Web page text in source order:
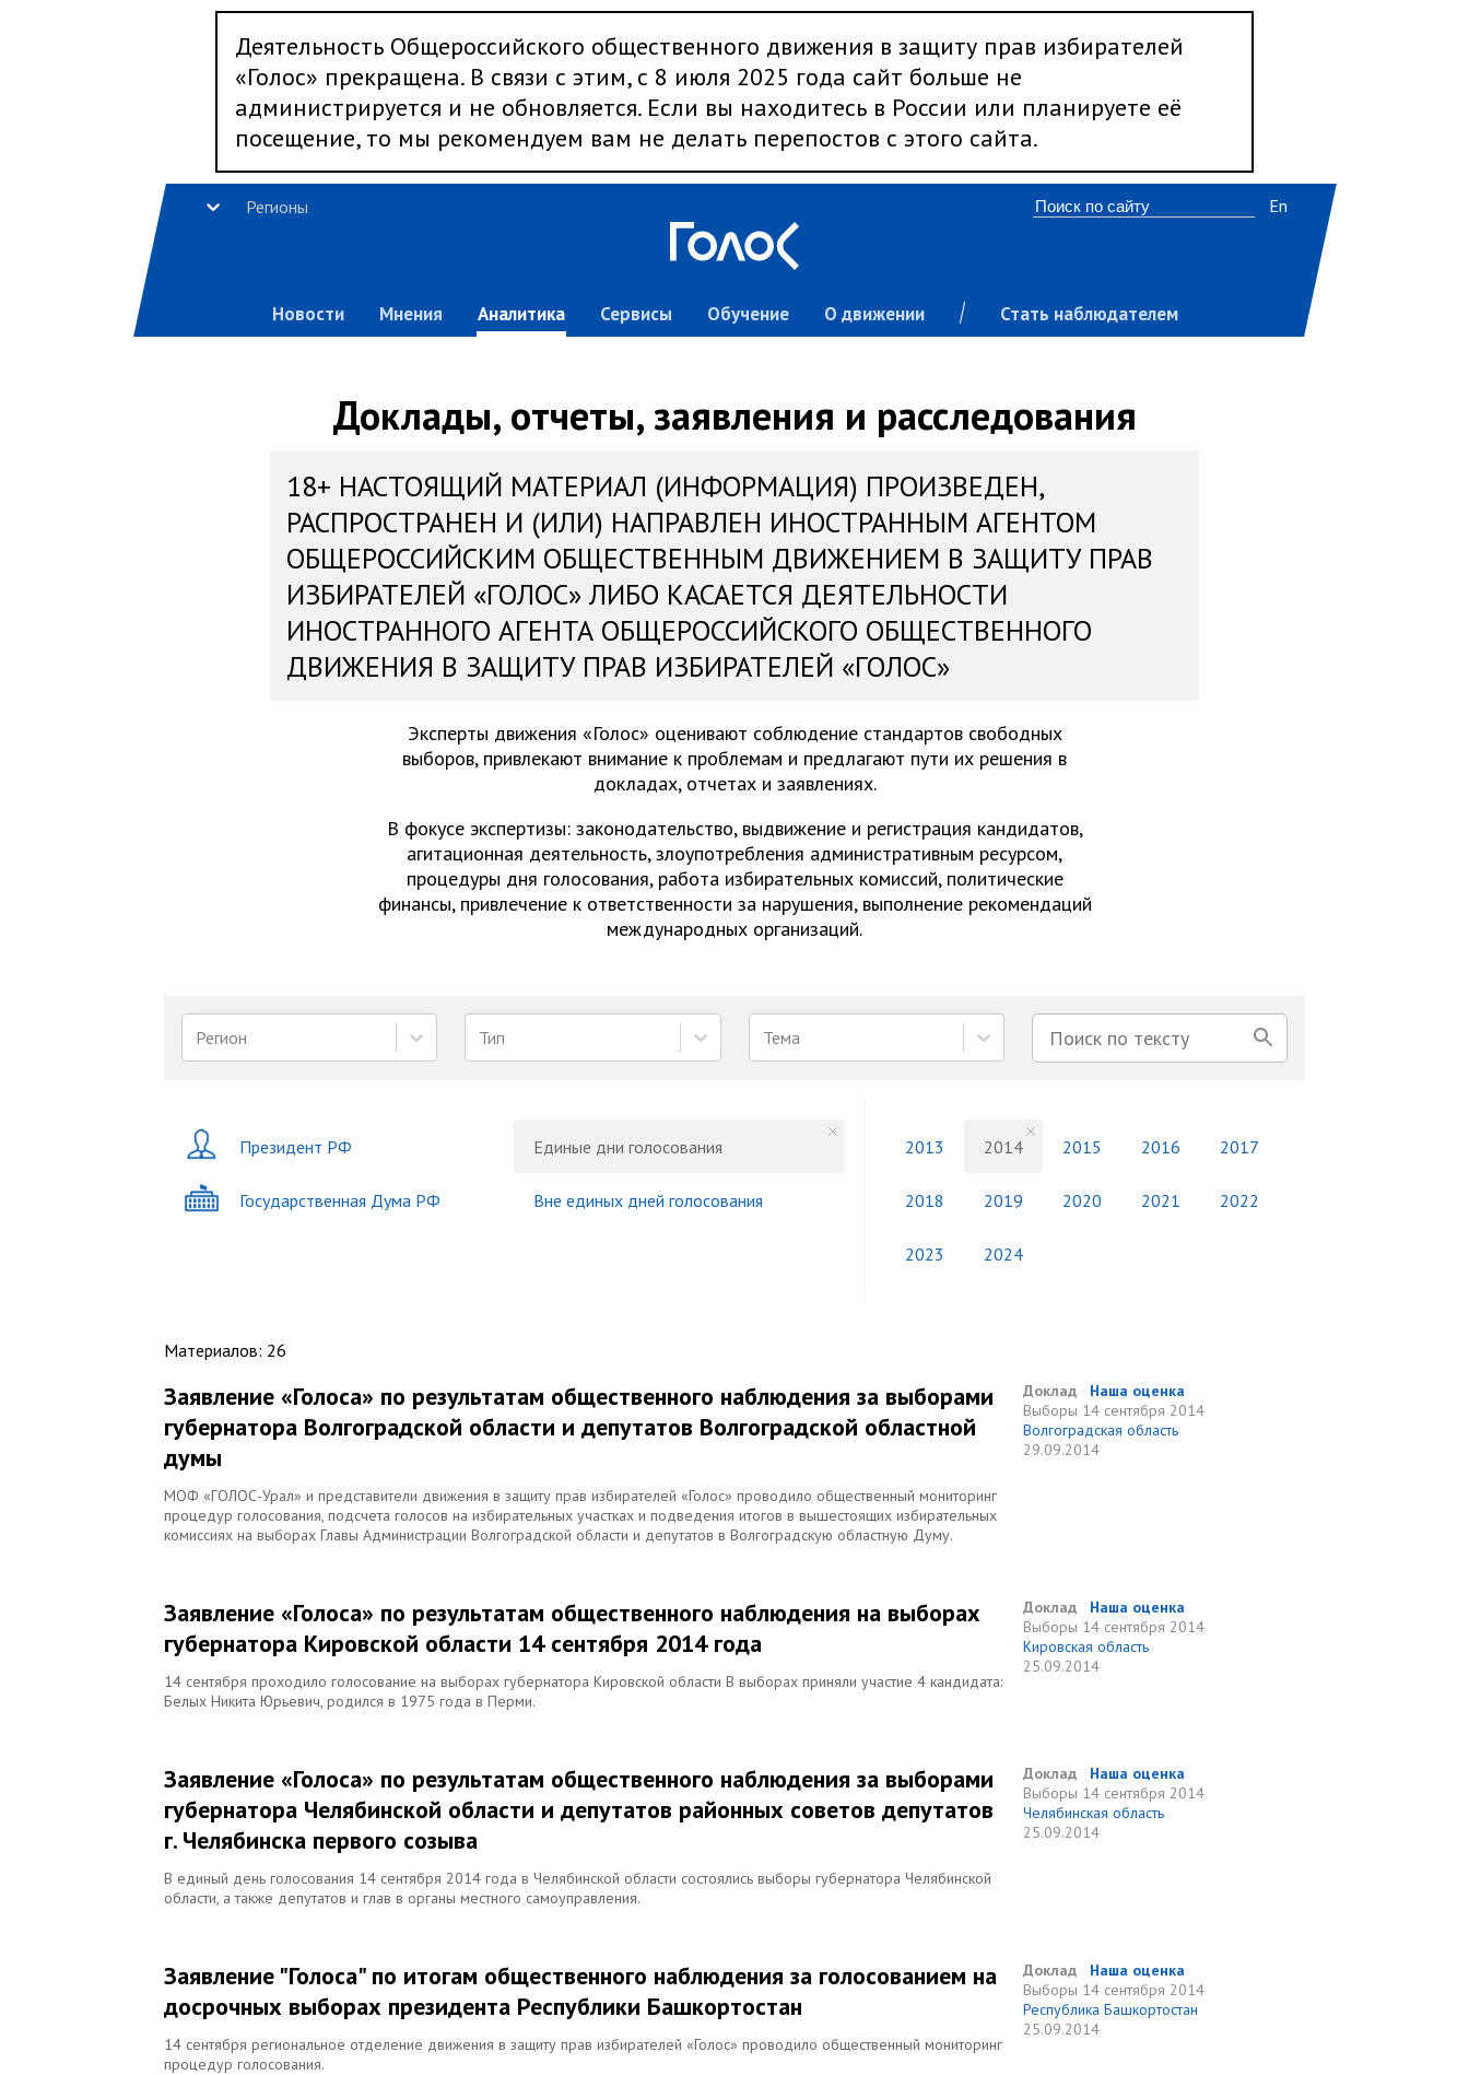
Деятельность Общероссийского общественного движения в защиту прав избирателей
«Голос» прекращена. В связи с этим, с 8 июля 2025 года сайт больше не
администрируется и не обновляется. Если вы находитесь в России или планируете её
посещение, то мы рекомендуем вам не делать перепостов с этого сайта.
Регионы
Новости Мнения Аналитика Сервисы Обучение О движении Стать наблюдателем
En
Доклады, отчеты, заявления и расследования
18+ НАСТОЯЩИЙ МАТЕРИАЛ (ИНФОРМАЦИЯ) ПРОИЗВЕДЕН,
РАСПРОСТРАНЕН И (ИЛИ) НАПРАВЛЕН ИНОСТРАННЫМ АГЕНТОМ
ОБЩЕРОССИЙСКИМ ОБЩЕСТВЕННЫМ ДВИЖЕНИЕМ В ЗАЩИТУ ПРАВ
ИЗБИРАТЕЛЕЙ «ГОЛОС» ЛИБО КАСАЕТСЯ ДЕЯТЕЛЬНОСТИ
ИНОСТРАННОГО АГЕНТА ОБЩЕРОССИЙСКОГО ОБЩЕСТВЕННОГО
ДВИЖЕНИЯ В ЗАЩИТУ ПРАВ ИЗБИРАТЕЛЕЙ «ГОЛОС»
Эксперты движения «Голос» оценивают соблюдение стандартов свободных
выборов, привлекают внимание к проблемам и предлагают пути их решения в
докладах, отчетах и заявлениях.
В фокусе экспертизы: законодательство, выдвижение и регистрация кандидатов,
агитационная деятельность, злоупотребления административным ресурсом,
процедуры дня голосования, работа избирательных комиссий, политические
финансы, привлечение к ответственности за нарушения, выполнение рекомендаций
международных организаций.
Регион Тип Тема
Президент РФ
Государственная Дума РФ
Единые дни голосования
Вне единых дней голосования
2013 2014 2015 2016 2017
2018 2019 2020 2021 2022
2023 2024
Материалов: 26
Заявление «Голоса» по результатам общественного наблюдения за выборами
губернатора Волгоградской области и депутатов Волгоградской областной
думы
МОФ «ГОЛОС-Урал» и представители движения в защиту прав избирателей «Голос» проводило общественный мониторинг
процедур голосования, подсчета голосов на избирательных участках и подведения итогов в вышестоящих избирательных
комиссиях на выборах Главы Администрации Волгоградской области и депутатов в Волгоградскую областную Думу.
Доклад
Наша оценка
Выборы 14 сентября 2014
Волгоградская область
29.09.2014
Заявление «Голоса» по результатам общественного наблюдения на выборах
губернатора Кировской области 14 сентября 2014 года
14 сентября проходило голосование на выборах губернатора Кировской области В выборах приняли участие 4 кандидата:
Белых Никита Юрьевич, родился в 1975 года в Перми.
Доклад
Наша оценка
Выборы 14 сентября 2014
Кировская область
25.09.2014
Заявление «Голоса» по результатам общественного наблюдения за выборами
губернатора Челябинской области и депутатов районных советов депутатов
г. Челябинска первого созыва
В единый день голосования 14 сентября 2014 года в Челябинской области состоялись выборы губернатора Челябинской
области, а также депутатов и глав в органы местного самоуправления.
Доклад
Наша оценка
Выборы 14 сентября 2014
Челябинская область
25.09.2014
Заявление "Голоса" по итогам общественного наблюдения за голосованием на
досрочных выборах президента Республики Башкортостан
14 сентября региональное отделение движения в защиту прав избирателей «Голос» проводило общественный мониторинг
процедур голосования.
Доклад
Наша оценка
Выборы 14 сентября 2014
Республика Башкортостан
25.09.2014